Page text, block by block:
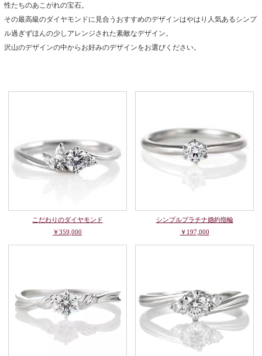
性たちのあこがれの宝石。
その最高級のダイヤモンドに見合うおすすめのデザインはやはり人気あるシンプ
ル過ぎずほんの少しアレンジされた素敵なデザイン。
沢山のデザインの中からお好みのデザインをお選びください。
こだわりのダイヤモンド
￥359,000
シンプルプラチナ婚約指輪
￥197,000